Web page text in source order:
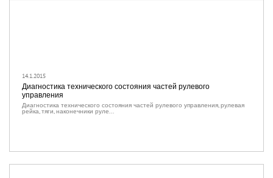
14.1.2015
Диагностика технического состояния частей рулевого
управления
Диагностика технического состояния частей рулевого управления, рулевая
рейка, тяги, наконечники руле...